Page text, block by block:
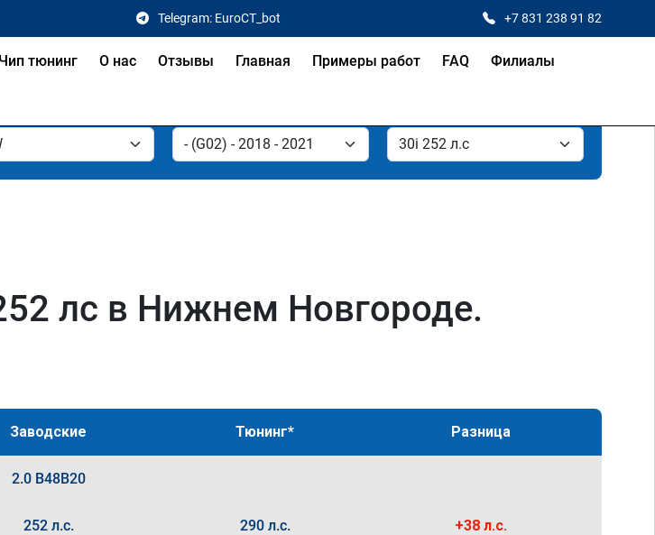
Telegram: EuroCT_bot +7 831 238 91 82
Чип тюнинг О нас Отзывы Главная Примеры работ FAQ Филиалы
лс в Нижнем Новгороде.
Заводские Тюнинг* Разница
2.0 B48B20
252 л.с. 290 л.с. +38 л.с.